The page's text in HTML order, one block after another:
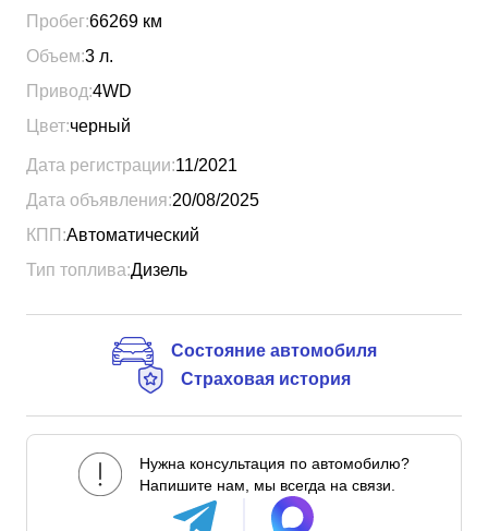
Пробег:66269 км
Объем:3 л.
Привод:4WD
Цвет:черный
Дата регистрации:11/2021
Дата объявления:20/08/2025
КПП:Автоматический
Тип топлива:Дизель
Состояние автомобиля
Страховая история
Нужна консультация по автомобилю?
Напишите нам, мы всегда на связи.